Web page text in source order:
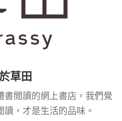
草田
書閲讀的網上書店，我們覺
，才是生活的品味。